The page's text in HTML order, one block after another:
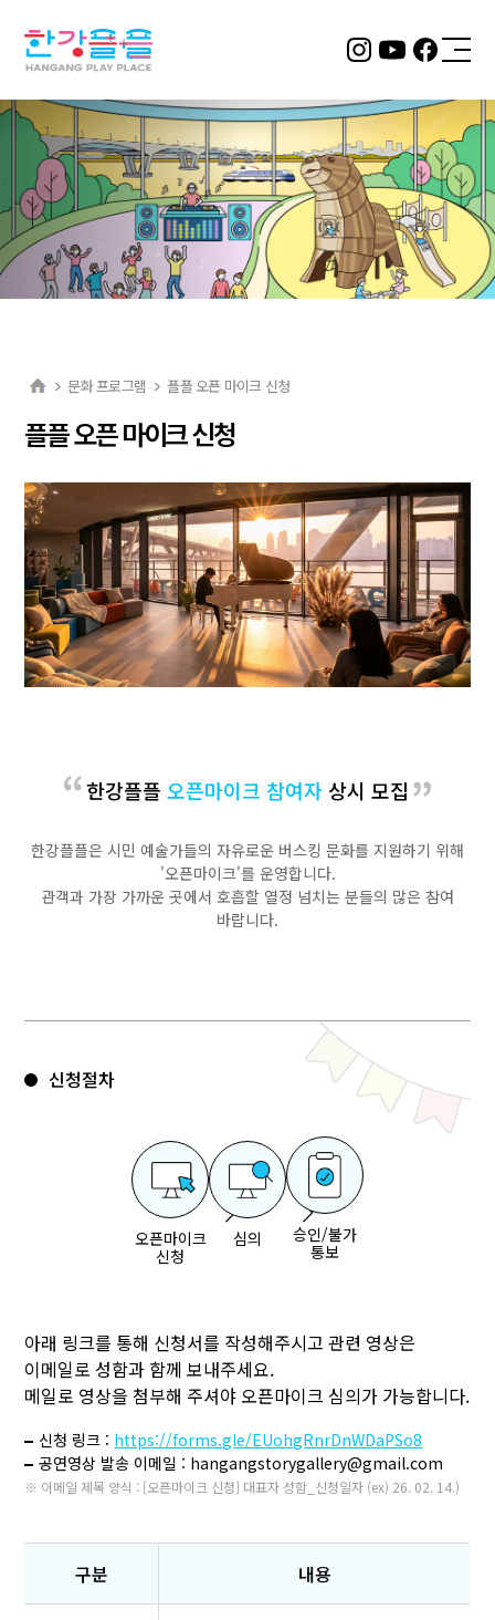
2층 서울
형 키즈카
페
뚝섬 자벌
레점
바로 알아
문화 프로그램 플플 오픈 마이크 신청
플플 오픈 마이크 신청
한강플플 오픈마이크 참여자 상시 모집
한강플플은 시민 예술가들의 자유로운 버스킹 문화를 지원하기 위해
'오픈마이크'를 운영합니다.
관객과 가장 가까운 곳에서 호흡할 열정 넘치는 분들의 많은 참여
바랍니다.
신청절차
오픈마이크
신청
심의
승인/불가
통보
아래 링크를 통해 신청서를 작성해주시고 관련 영상은
이메일로 성함과 함께 보내주세요.
메일로 영상을 첨부해 주셔야 오픈마이크 심의가 가능합니다.
신청 링크 : https://forms.gle/EUohgRnrDnWDaPSo8
공연영상 발송 이메일 : hangangstorygallery@gmail.com
※ 이메일 제목 양식 : [오픈마이크 신청] 대표자 성함_신청일자 (ex) 26. 02. 14.)
구분 내용